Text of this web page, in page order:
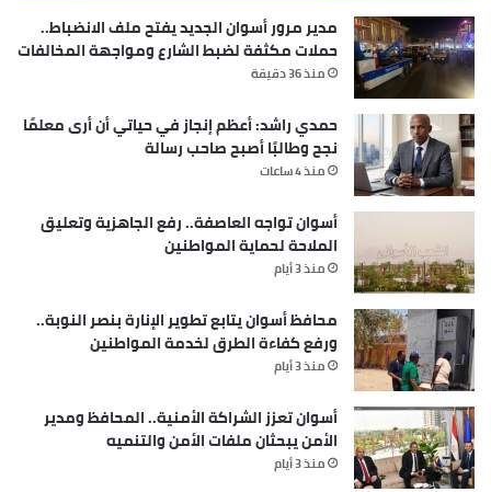
مدير مرور أسوان الجديد يفتح ملف الانضباط..
حملات مكثفة لضبط الشارع ومواجهة المخالفات
منذ 36 دقيقة
حمدي راشد: أعظم إنجاز في حياتي أن أرى معلمًا
نجح وطالبًا أصبح صاحب رسالة
منذ 4 ساعات
أسوان تواجه العاصفة.. رفع الجاهزية وتعليق
الملاحة لحماية المواطنين
منذ 3 أيام
محافظ أسوان يتابع تطوير الإنارة بنصر النوبة..
ورفع كفاءة الطرق لخدمة المواطنين
منذ 3 أيام
أسوان تعزز الشراكة الأمنية.. المحافظ ومدير
الأمن يبحثان ملفات الأمن والتنميه
منذ 3 أيام